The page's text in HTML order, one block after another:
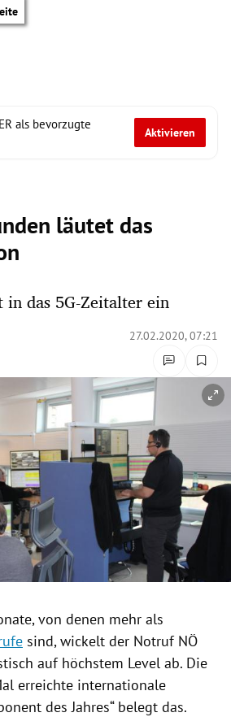
als bevorzugte
Aktivieren
läutet das
das 5G-Zeitalter ein
27.02.2020, 07:21
schließen
, von denen mehr als
sind, wickelt der NotrufNÖ
auf höchstem Level ab. Die
erreichte internationale
des Jahres“ belegt das.